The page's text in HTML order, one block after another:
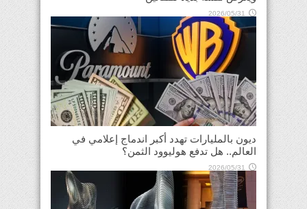
2026/05/31
ديون بالمليارات تهدد أكبر اندماج إعلامي في
العالم.. هل تدفع هوليوود الثمن؟
2026/05/31